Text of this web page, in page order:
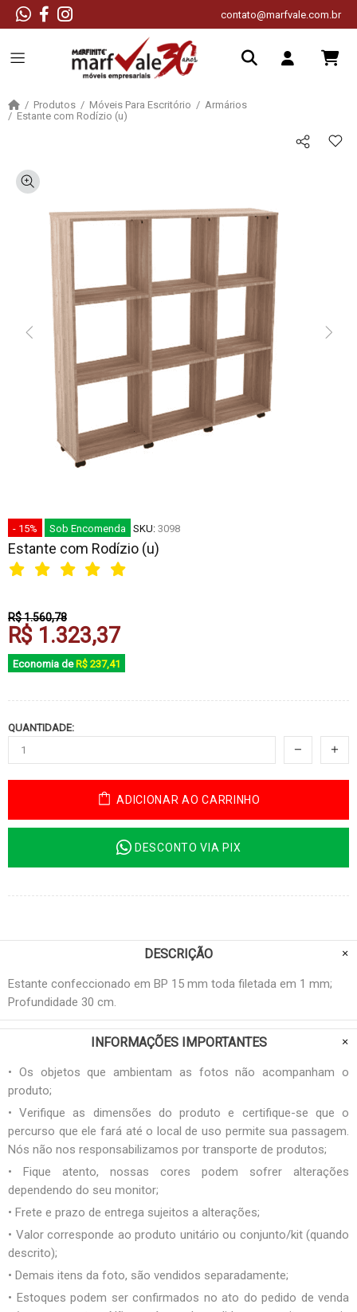
contato@marfvale.com.br
Produtos Móveis Para Escritório
Armários
Estante com Rodízio (u)
- 15% Sob Encomenda SKU: 3098
Estante com Rodízio (u)
R$ 1.560,78
R$ 1.323,37
Economia de R$ 237,41
QUANTIDADE:
ADICIONAR AO CARRINHO
DESCONTO VIA PIX
DESCRIÇÃO
Estante confeccionado em BP 15 mm toda filetada em 1 mm;
Profundidade 30 cm.
INFORMAÇÕES IMPORTANTES
• Os objetos que ambientam as fotos não acompanham o
produto;
• Verifique as dimensões do produto e certifique-se que o
percurso que ele fará até o local de uso permite sua passagem.
Nós não nos responsabilizamos por transporte de produtos;
• Fique atento, nossas cores podem sofrer alterações
dependendo do seu monitor;
• Frete e prazo de entrega sujeitos a alterações;
• Valor corresponde ao produto unitário ou conjunto/kit (quando
descrito);
• Demais itens da foto, são vendidos separadamente;
• Estoques podem ser confirmados no ato do pedido de venda